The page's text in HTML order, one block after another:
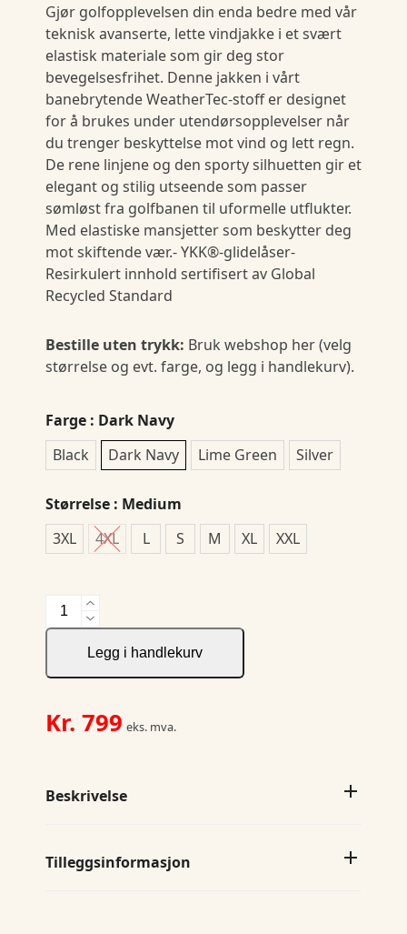
Gjør golfopplevelsen din enda bedre med vår
teknisk avanserte, lette vindjakke i et svært
elastisk materiale som gir deg stor
bevegelsesfrihet. Denne jakken i vårt
banebrytende WeatherTec-stoff er designet
for å brukes under utendørsopplevelser når
du trenger beskyttelse mot vind og lett regn.
De rene linjene og den sporty silhuetten gir et
elegant og stilig utseende som passer
sømløst fra golfbanen til uformelle utflukter.
Med elastiske mansjetter som beskytter deg
mot skiftende vær.- YKK®-glidelåser-
Resirkulert innhold sertifisert av Global
Recycled Standard
Bestille uten trykk: Bruk webshop her (velg
størrelse og evt. farge, og legg i handlekurv).
Farge : Dark Navy
Black
Dark Navy Lime Green Silver
Størrelse : Medium
3XL
4XL L S M XL XXL
Push
Jkt
antall
Legg i handlekurv
Kr. 799 eks. mva.
Beskrivelse
Tilleggsinformasjon